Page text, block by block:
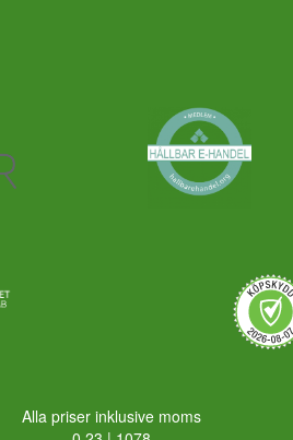
Alla priser inklusive moms